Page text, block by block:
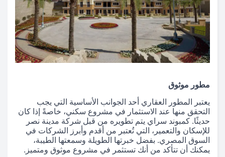
مطور موثوق
يعتبر المطور العقاري أحد الجوانب الأساسية التي يجب
التحقق منها عند الاستثمار في مشروع سكني، خاصةً إذا كان
حديثًا. كمبوند سراي يتم تطويره من قبل شركة مدينة نصر
للإسكان والتعمير، التي تُعتبر من أقدم وأبرز الشركات في
السوق المصري. بفضل خبرتها الطويلة وسمعتها الطيبة،
يمكنك أن تتأكد من أنك تستثمر في مشروع موثوق ومتميز.